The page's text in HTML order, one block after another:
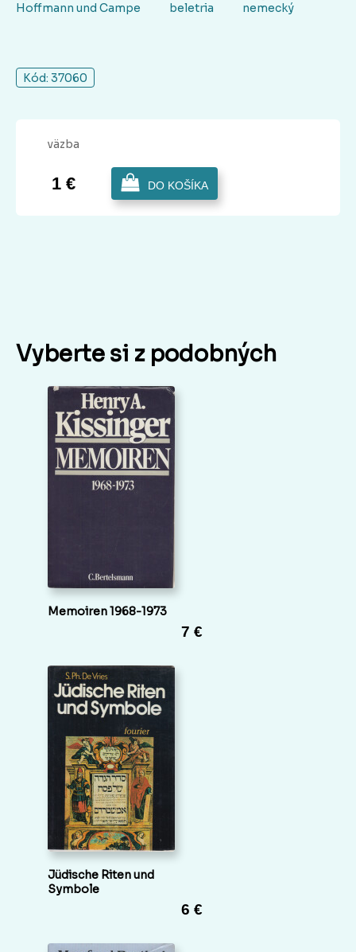
Hoffmann und Campe
beletria
nemecký
Kód: 37060
väzba
1 € DO KOŠÍKA
Vyberte si z podobných
Memoiren 1968-1973
7 €
Jüdische Riten und
Symbole
6 €